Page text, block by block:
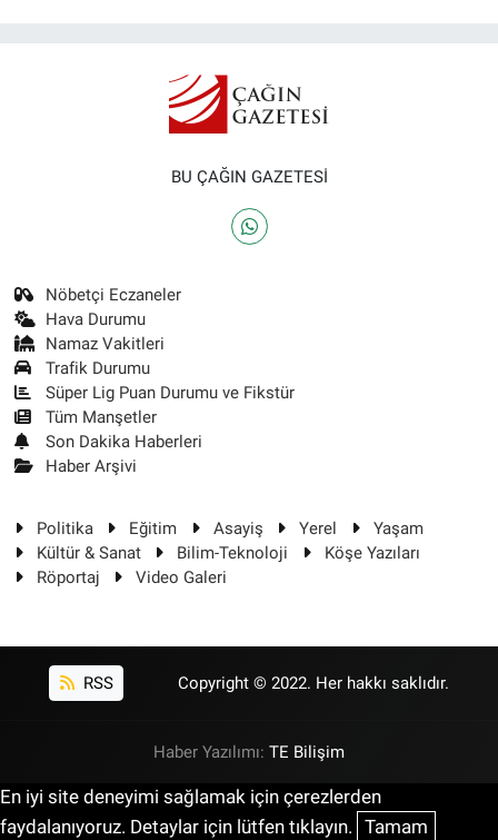
BU ÇAĞIN GAZETESİ
Nöbetçi Eczaneler
Hava Durumu
Namaz Vakitleri
Trafik Durumu
Süper Lig Puan Durumu ve Fikstür
Tüm Manşetler
Son Dakika Haberleri
Haber Arşivi
Politika Eğitim Asayiş Yerel
Yaşam
Kültür & Sanat
Bilim-Teknoloji
Köşe Yazıları
Röportaj
Video Galeri
RSS Copyright © 2022. Her hakkı saklıdır.
Haber Yazılımı: TE Bilişim
En iyi site deneyimi sağlamak için çerezlerden
faydalanıyoruz. Detaylar için lütfen tıklayın. Tamam